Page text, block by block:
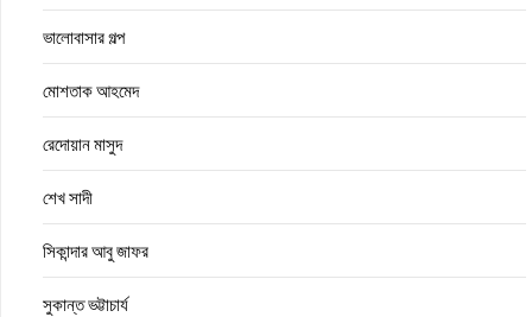
ভালোবাসার গল্প
মোশতাক আহমেদ
রেদোয়ান মাসুদ
শেখ সাদী
সিকান্দার আবু জাফর
সুকান্ত ভট্টাচার্য